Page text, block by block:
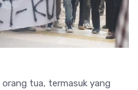
orang tua, termasuk yang